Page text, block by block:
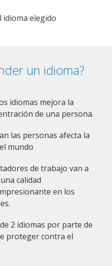
idioma elegido
un idioma?
idiomas mejora la
de una persona.
las personas afecta la
mundo
de trabajo van a
calidad
en los
2 idiomas por parte de
proteger contra el